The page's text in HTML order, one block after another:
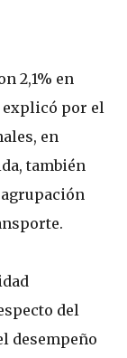
2,1% en
explicó por el
en
también
del
desempeño